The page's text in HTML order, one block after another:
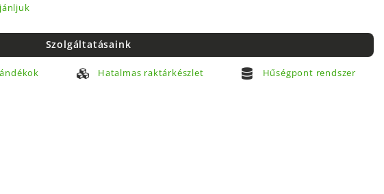
Szolgáltatásaink
Hatalmas raktárkészlet Hűségpont rendszer